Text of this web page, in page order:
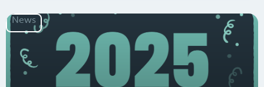
News